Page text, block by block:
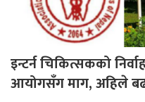
इन्टर्न चिकित्सकको
आयोगसँग माग, अहिले